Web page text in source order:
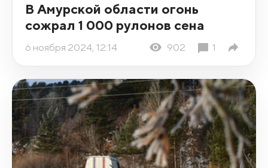
В Амурской области огонь
сожрал 1 000 рулонов сена
6 ноября 2024, 12:14 902 1